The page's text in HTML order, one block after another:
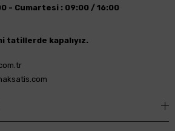
- Cumartesi : 09:00 / 16:00
tatillerde kapalıyız.